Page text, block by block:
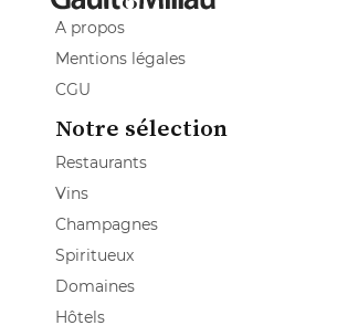
A propos
Mentions légales
CGU
Notre sélection
Restaurants
Vins
Champagnes
Spiritueux
Domaines
Hôtels